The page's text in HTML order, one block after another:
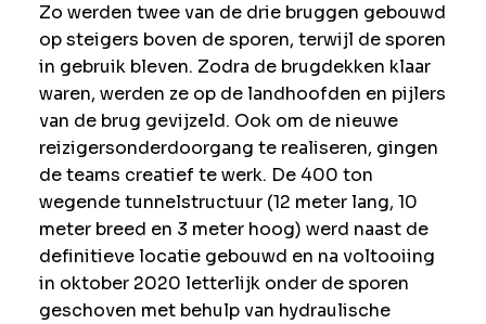
Zo werden twee van de drie bruggen gebouwd
op steigers boven de sporen, terwijl de sporen
in gebruik bleven. Zodra de brugdekken klaar
waren, werden ze op de landhoofden en pijlers
van de brug gevijzeld. Ook om de nieuwe
reizigersonderdoorgang te realiseren, gingen
de teams creatief te werk. De 400 ton
wegende tunnelstructuur (12 meter lang, 10
meter breed en 3 meter hoog) werd naast de
definitieve locatie gebouwd en na voltooiing
in oktober 2020 letterlijk onder de sporen
geschoven met behulp van hydraulische